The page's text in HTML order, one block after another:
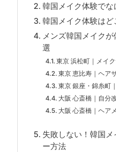
韓国メイク体験でな
韓国メイク体験はど
メンズ韓国メイク
選
東京 浜松町｜メイ
東京 恵比寿｜ヘア
東京 銀座・錦糸町
大阪 心斎橋｜自分
大阪 心斎橋｜ヘア
失敗しない！韓国
ー方法